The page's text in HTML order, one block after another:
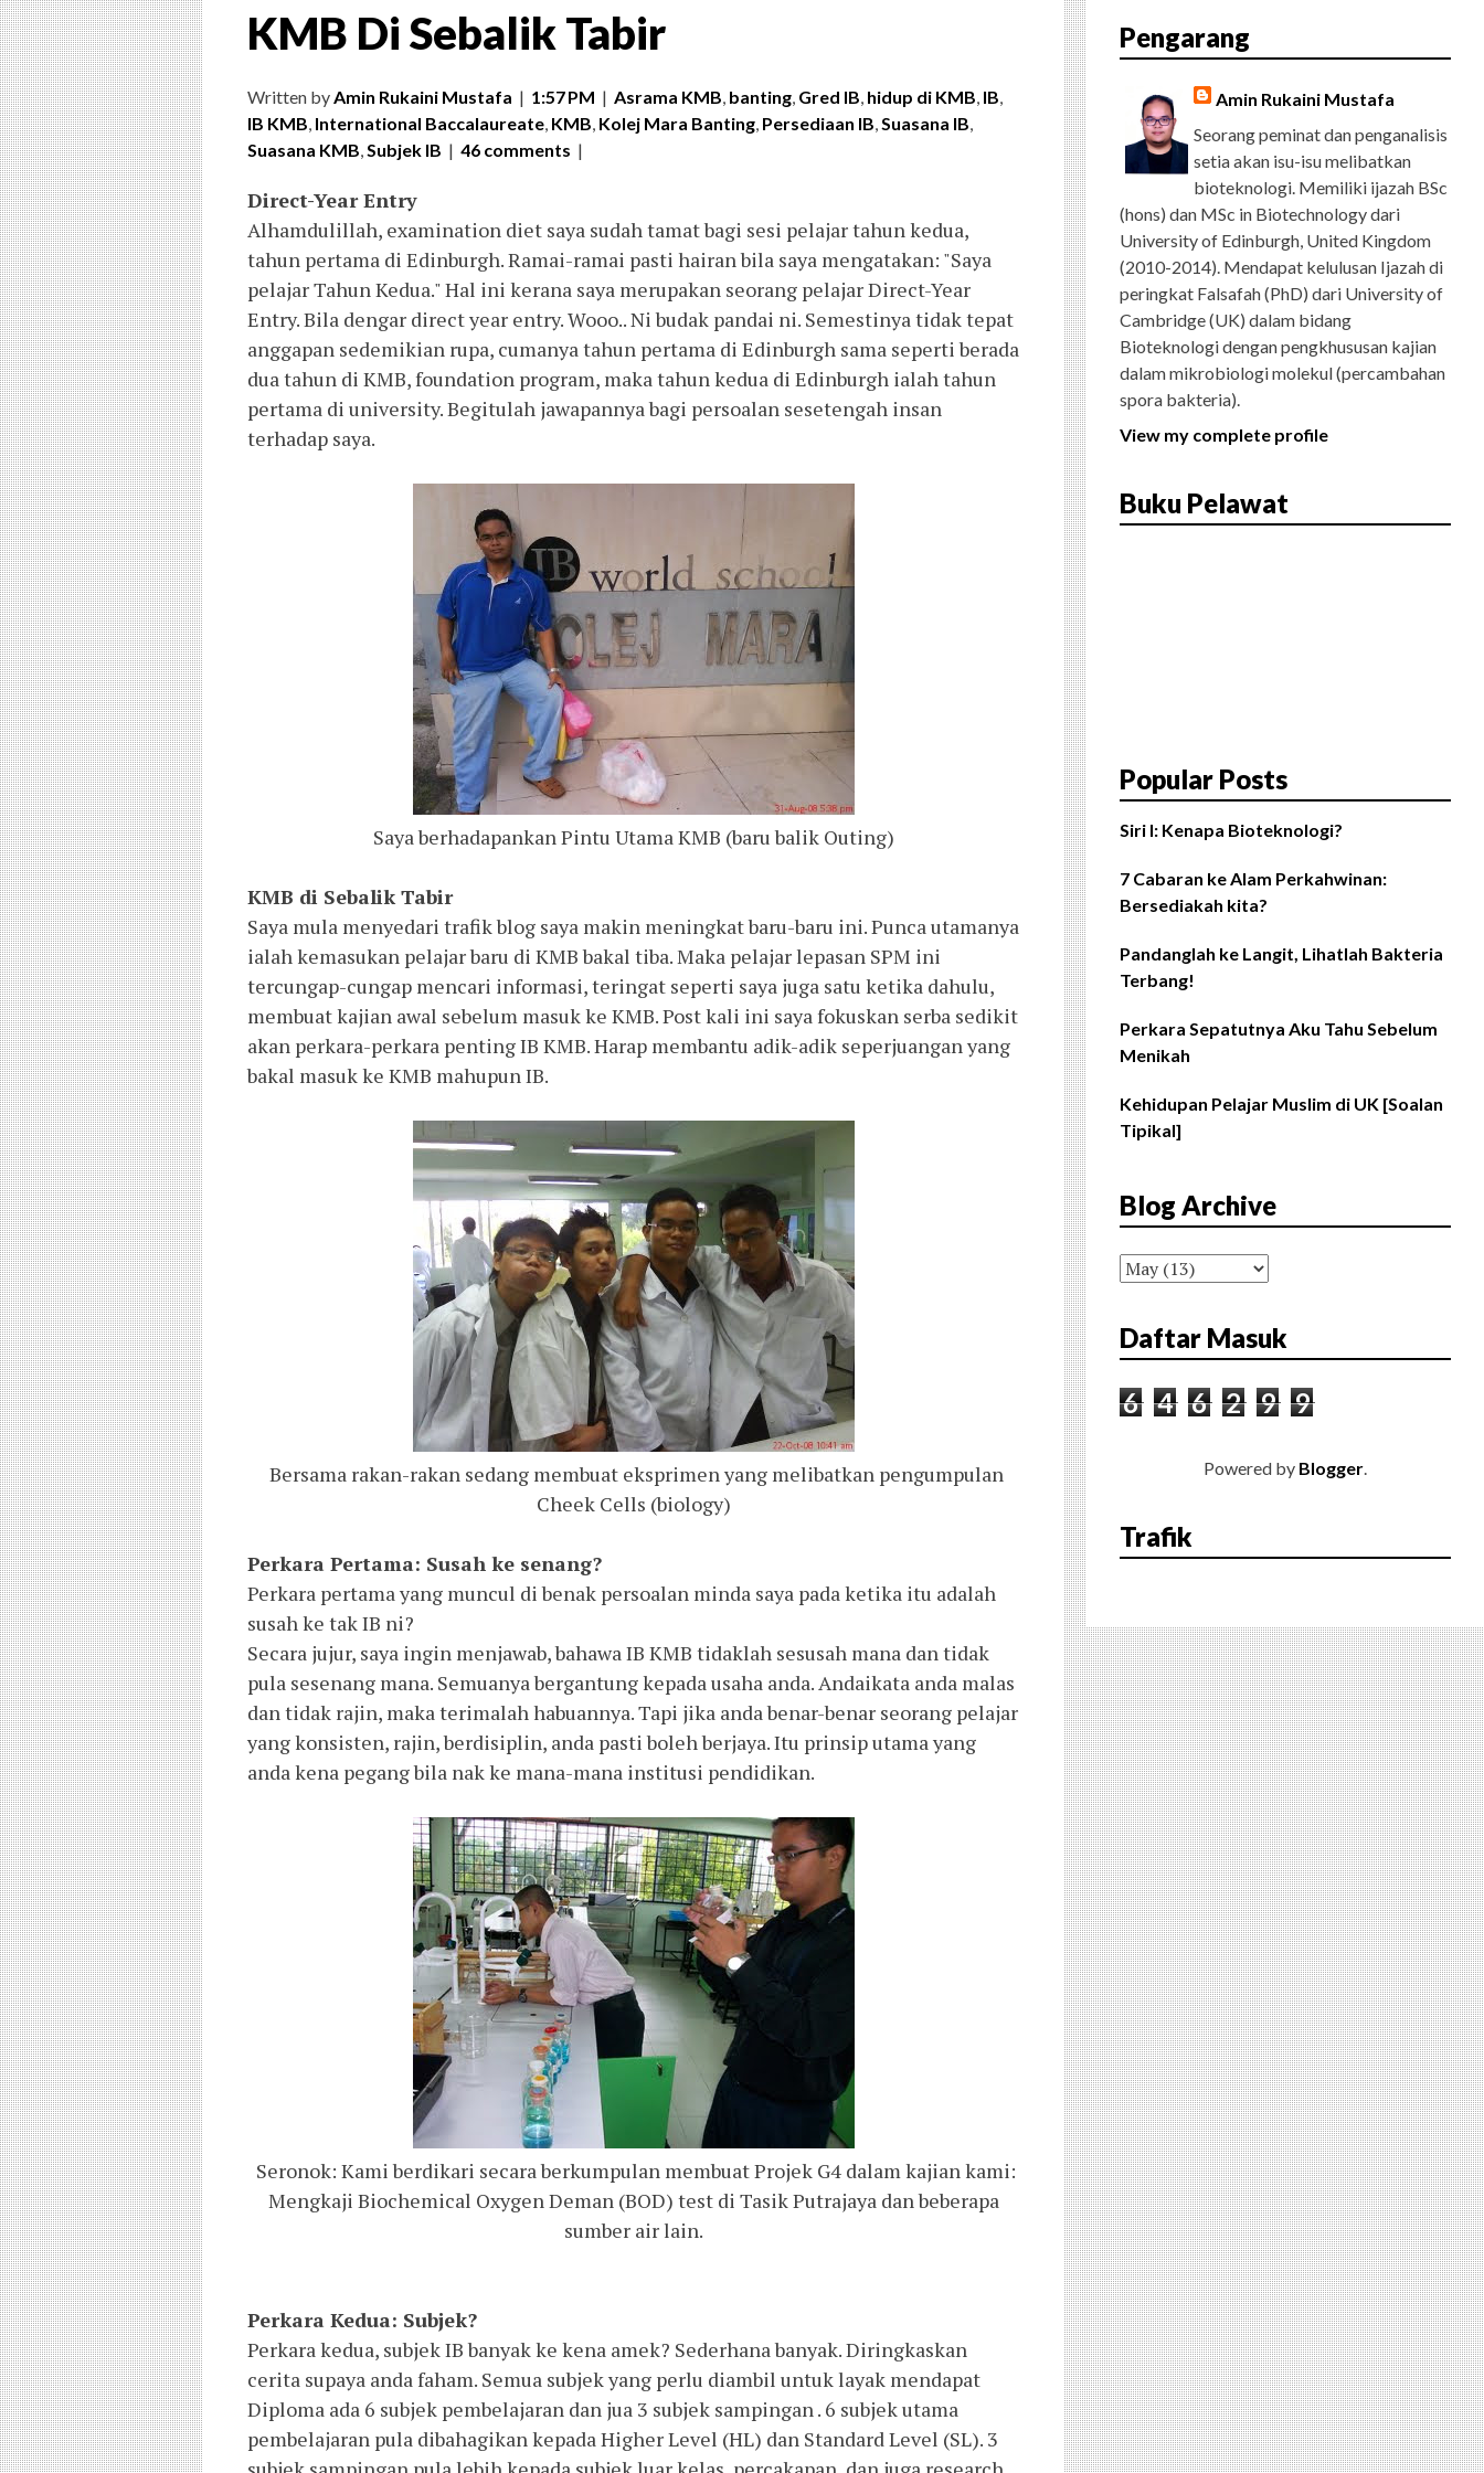
T
T
E
R
L
E
L
U
S
A
G
A
B
R
S
KMB Di Sebalik Tabir
Written byAmin Rukaini Mustafa | 1:57 PM | Asrama KMB, banting, Gred IB, hidup di KMB, IB,
IB KMB, International Baccalaureate, KMB, Kolej Mara Banting, Persediaan IB,Suasana IB,
Suasana KMB,Subjek IB | 46 comments |
Direct-Year Entry
Alhamdulillah, examination diet saya sudah tamat bagi sesi pelajar tahun kedua,
tahun pertama di Edinburgh. Ramai-ramai pasti hairan bila saya mengatakan: "Saya
pelajar Tahun Kedua." Hal ini kerana saya merupakan seorang pelajar Direct-Year
Entry. Bila dengar direct year entry. Wooo.. Ni budak pandai ni. Semestinya tidak tepat
anggapan sedemikian rupa, cumanya tahun pertama di Edinburgh sama seperti berada
dua tahun di KMB, foundation program, maka tahun kedua di Edinburgh ialah tahun
pertama di university. Begitulah jawapannya bagi persoalan sesetengah insan
terhadap saya.
Saya berhadapankan Pintu Utama KMB (baru balik Outing)
KMB di Sebalik Tabir
Saya mula menyedari trafik blog saya makin meningkat baru-baru ini. Punca utamanya
ialah kemasukan pelajar baru di KMB bakal tiba. Maka pelajar lepasan SPM ini
tercungap-cungap mencari informasi, teringat seperti saya juga satu ketika dahulu,
membuat kajian awal sebelum masuk ke KMB. Post kali ini saya fokuskan serba sedikit
akan perkara-perkara penting IB KMB. Harap membantu adik-adik seperjuangan yang
bakal masuk ke KMB mahupun IB.
Bersama rakan-rakan sedang membuat eksprimen yang melibatkan pengumpulan
Cheek Cells (biology)
Perkara Pertama: Susah ke senang?
Perkara pertama yang muncul di benak persoalan minda saya pada ketika itu adalah
susah ke tak IB ni?
Secara jujur, saya ingin menjawab, bahawa IB KMB tidaklah sesusah mana dan tidak
pula sesenang mana. Semuanya bergantung kepada usaha anda. Andaikata anda malas
dan tidak rajin, maka terimalah habuannya. Tapi jika anda benar-benar seorang pelajar
yang konsisten, rajin, berdisiplin, anda pasti boleh berjaya. Itu prinsip utama yang
anda kena pegang bila nak ke mana-mana institusi pendidikan.
Seronok: Kami berdikari secara berkumpulan membuat Projek G4 dalam kajian kami:
Mengkaji Biochemical Oxygen Deman (BOD) test di Tasik Putrajaya dan beberapa
sumber air lain.
Perkara Kedua: Subjek?
Perkara kedua, subjek IB banyak ke kena amek? Sederhana banyak. Diringkaskan
cerita supaya anda faham. Semua subjek yang perlu diambil untuk layak mendapat
Diploma ada 6 subjek pembelajaran dan jua 3 subjek sampingan . 6 subjek utama
pembelajaran pula dibahagikan kepada Higher Level (HL) dan Standard Level (SL). 3
Pengarang
Amin Rukaini Mustafa
Seorang peminat dan penganalisis
setia akan isu-isu melibatkan
bioteknologi. Memiliki ijazah BSc
(hons) dan MSc in Biotechnology dari
University of Edinburgh, United Kingdom
(2010-2014). Mendapat kelulusan Ijazah di
peringkat Falsafah (PhD) dari University of
Cambridge (UK) dalam bidang
Bioteknologi dengan pengkhususan kajian
dalam mikrobiologi molekul (percambahan
spora bakteria).
View my complete profile
Buku Pelawat
Popular Posts
Siri I: Kenapa Bioteknologi?
7 Cabaran ke Alam Perkahwinan:
Bersediakah kita?
Pandanglah ke Langit, Lihatlah Bakteria
Terbang!
Perkara Sepatutnya Aku Tahu Sebelum
Menikah
Kehidupan Pelajar Muslim di UK [Soalan
Tipikal]
Blog Archive
Daftar Masuk
6 4 6 2 9 9
Powered by Blogger.
Trafik